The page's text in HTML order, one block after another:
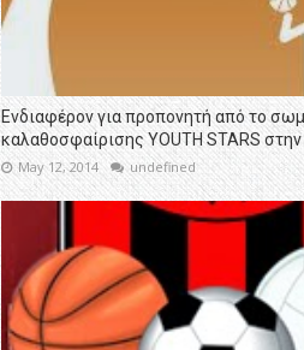
Ενδιαφέρον για προπονητή από το
καλαθοσφαίρισης YOUTH STARS
May 12, 2014 undefined